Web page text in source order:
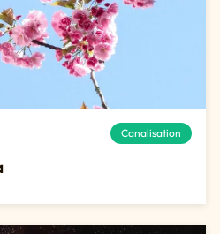
Canalisation